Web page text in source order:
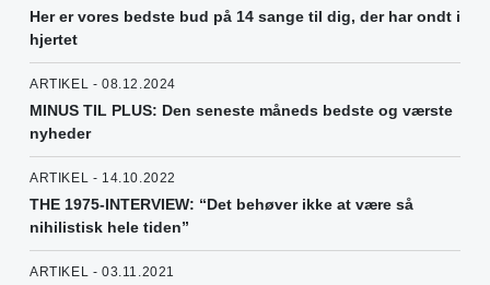
Her er vores bedste bud på 14 sange til dig, der har ondt i
hjertet
ARTIKEL - 08.12.2024
MINUS TIL PLUS: Den seneste måneds bedste og værste
nyheder
ARTIKEL - 14.10.2022
THE 1975-INTERVIEW: “Det behøver ikke at være så
nihilistisk hele tiden”
ARTIKEL - 03.11.2021